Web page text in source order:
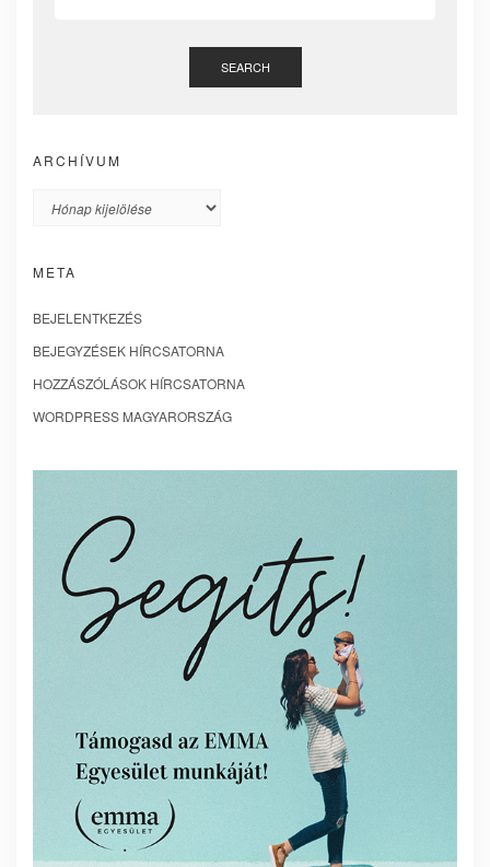
SEARCH
ARCHÍVUM
Archívum
META
BEJELENTKEZÉS
BEJEGYZÉSEK HÍRCSATORNA
HOZZÁSZÓLÁSOK HÍRCSATORNA
WORDPRESS MAGYARORSZÁG